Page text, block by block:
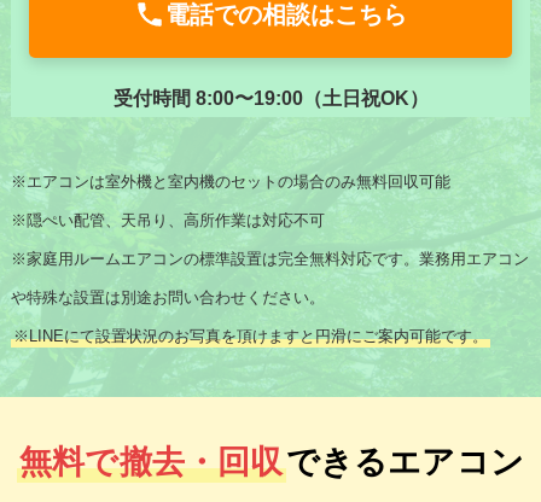
電話での相談はこちら
受付時間 8:00〜19:00（土日祝OK）
※エアコンは室外機と室内機のセットの場合のみ無料回収可能
※隠ぺい配管、天吊り、高所作業は対応不可
※家庭用ルームエアコンの標準設置は完全無料対応です。業務用エアコン
や特殊な設置は別途お問い合わせください。
※LINEにて設置状況のお写真を頂けますと円滑にご案内可能です。
無料で撤去・回収できるエアコン